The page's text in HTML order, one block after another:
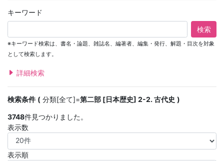
キーワード
検索
※キーワード検索は、書名・論題、雑誌名、編著者、編集・発行、解題・目次を対象
として検索します。
詳細検索
検索条件 分類[全て]=第二部 [日本歴史] 2-2. 古代史
3748件見つかりました。
表示数
表示順